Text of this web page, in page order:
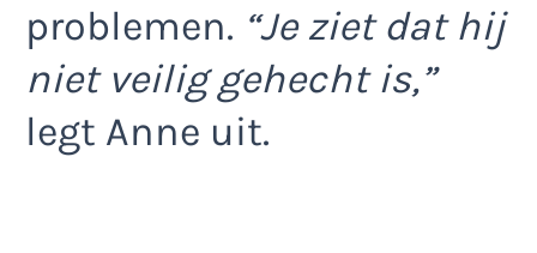
problemen. “Je ziet dat hij
niet veilig gehecht is,”
legt Anne uit.